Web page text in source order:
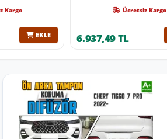
Kargo
EKLE
Ücretsiz Kargo
6.937,49 TL